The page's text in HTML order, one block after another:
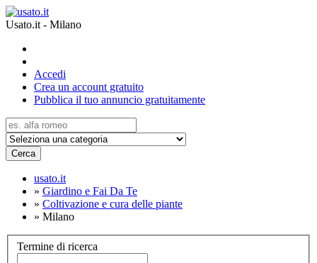
Usato.it - Milano
Accedi
Crea un account gratuito
Pubblica il tuo annuncio gratuitamente
Cerca
usato.it
» Giardino e Fai Da Te
» Coltivazione e cura delle piante
» Milano
Termine di ricerca